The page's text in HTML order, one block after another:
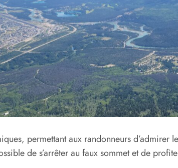
permettant aux randonneurs d’admirer
de s’arrêter au faux sommet et de